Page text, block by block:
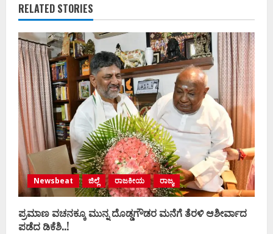
RELATED STORIES
Newsbeat ಜಿಲ್ಲೆ ರಾಜಕೀಯ ರಾಜ್ಯ
ಪ್ರಮಾಣ ವಚನಕ್ಕೂ ಮುನ್ನ ದೊಡ್ಡಗೌಡರ ಮನೆಗೆ ತೆರಳಿ ಆಶೀರ್ವಾದ
ಪಡೆದ ಡಿಕೆಶಿ..!